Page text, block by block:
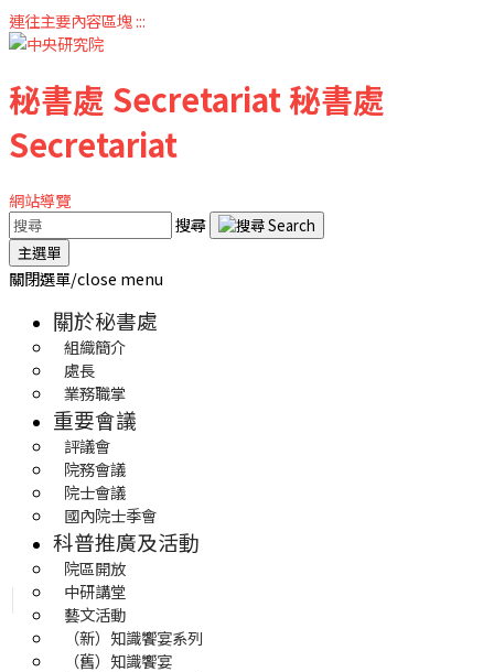
連往主要內容區塊:::
秘書處 Secretariat秘書處
Secretariat
網站導覽
搜尋
主選單
關閉選單/close menu
關於秘書處
組織簡介
處長
業務職掌
重要會議
評議會
院務會議
院士會議
國內院士季會
科普推廣及活動
院區開放
中研講堂
藝文活動
（新）知識饗宴系列
（舊）知識饗宴